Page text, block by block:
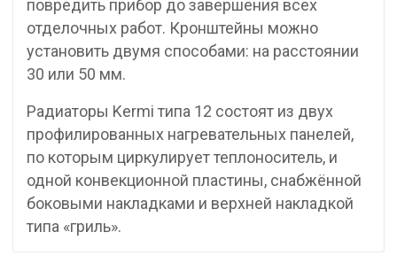
повредить прибор до завершения всех
отделочных работ. Кронштейны можно
установить двумя способами: на расстоянии
30 или 50 мм.
Радиаторы Kermi типа 12 состоят из двух
профилированных нагревательных панелей,
по которым циркулирует теплоноситель, и
одной конвекционной пластины, снабжённой
боковыми накладками и верхней накладкой
типа «гриль».